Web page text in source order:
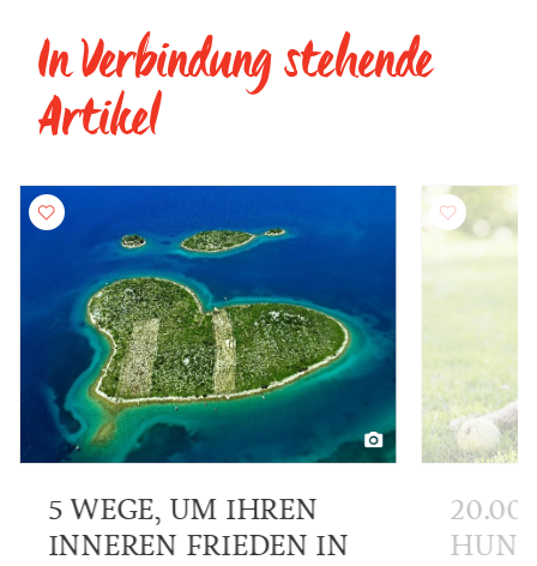
In Verbindung stehende
Artikel
5 WEGE, UM IHREN
INNEREN FRIEDEN IN